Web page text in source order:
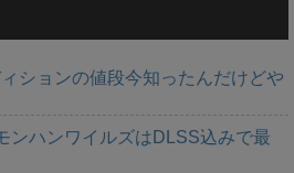
ションの値段今知ったんだけどや
ンハンワイルズはDLSS込みで最